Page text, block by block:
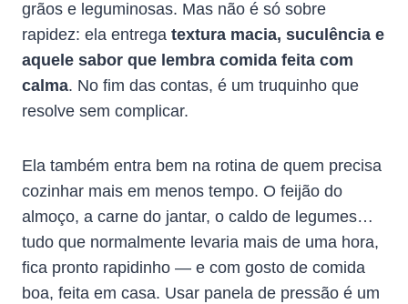
grãos e leguminosas. Mas não é só sobre
rapidez: ela entrega textura macia, suculência e
aquele sabor que lembra comida feita com
calma. No fim das contas, é um truquinho que
resolve sem complicar.
Ela também entra bem na rotina de quem precisa
cozinhar mais em menos tempo. O feijão do
almoço, a carne do jantar, o caldo de legumes…
tudo que normalmente levaria mais de uma hora,
fica pronto rapidinho — e com gosto de comida
boa, feita em casa. Usar panela de pressão é um